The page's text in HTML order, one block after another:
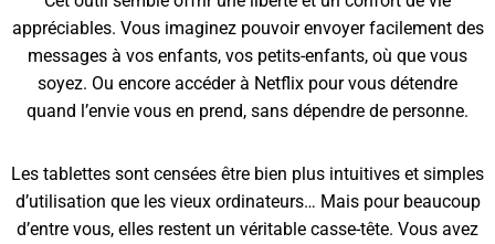
appréciables. Vous imaginez pouvoir envoyer facilement des
messages à vos enfants, vos petits-enfants, où que vous
soyez. Ou encore accéder à Netflix pour vous détendre
quand l’envie vous en prend, sans dépendre de personne.
Les tablettes sont censées être bien plus intuitives et simples
d’utilisation que les vieux ordinateurs… Mais pour beaucoup
d’entre vous, elles restent un véritable casse-tête. Vous avez